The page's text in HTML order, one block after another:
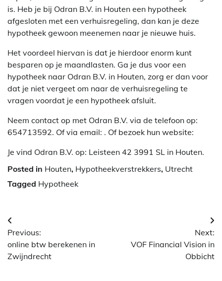
is. Heb je bij Odran B.V. in Houten een hypotheek
afgesloten met een verhuisregeling, dan kan je deze
hypotheek gewoon meenemen naar je nieuwe huis.
Het voordeel hiervan is dat je hierdoor enorm kunt
besparen op je maandlasten. Ga je dus voor een
hypotheek naar Odran B.V. in Houten, zorg er dan voor
dat je niet vergeet om naar de verhuisregeling te
vragen voordat je een hypotheek afsluit.
Neem contact op met Odran B.V. via de telefoon op:
654713592. Of via email: . Of bezoek hun website:
Je vind Odran B.V. op: Leisteen 42 3991 SL in Houten.
Posted in Houten, Hypotheekverstrekkers, Utrecht
Tagged Hypotheek
Berichtnavigatie
Previous:
online btw berekenen in
Zwijndrecht
Next:
VOF Financial Vision in
Obbicht